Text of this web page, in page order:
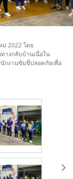
2022 โดย
างกลับบ้านเนื่อใน
กงานขับขี่ปลอดภัยเพื่อ